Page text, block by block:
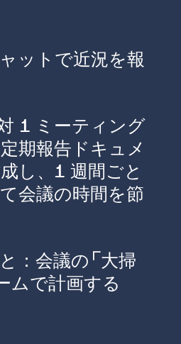
ットで近況を報
1 ミーティング
期報告ドキュメ
し、1 週間ごと
会議の時間を節
：会議の「大掃
ムで計画する